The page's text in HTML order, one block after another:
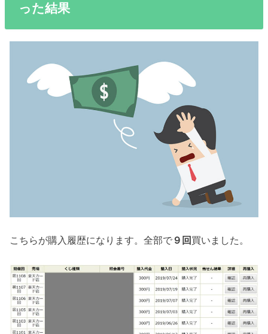
った結果
こちらが購入履歴になります。全部で ９回 買いました。